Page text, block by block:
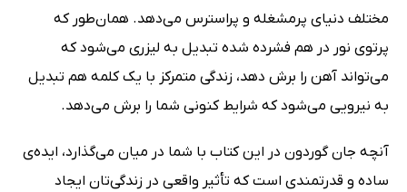
مختلف دنیای پرمشغله و پراسترس می‌دهد. همان‌طور که
پرتوی نور در هم فشرده شده تبدیل به لیزری می‌شود که
می‌تواند آهن را برش دهد، زندگی متمرکز با یک کلمه هم تبدیل
به نیرویی می‌شود که شرایط کنونی شما را برش می‌دهد.
آنچه جان گوردون در این کتاب با شما در میان می‌گذارد، ایده‌ی
ساده و قدرتمندی است که تأثیر واقعی در زندگی‌تان ایجاد